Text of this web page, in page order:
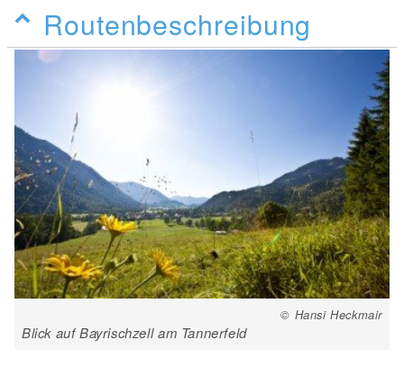
Routenbeschreibung
© Hansi Heckmair
Blick auf Bayrischzell am Tannerfeld